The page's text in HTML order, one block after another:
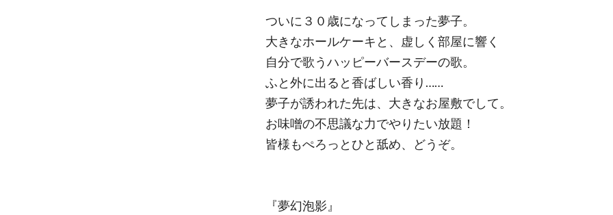
ついに３０歳になってしまった夢子。
大きなホールケーキと、虚しく部屋に響く
自分で歌うハッピーバースデーの歌。
ふと外に出ると香ばしい香り……
夢子が誘われた先は、大きなお屋敷でして。
お味噌の不思議な力でやりたい放題！
皆様もぺろっとひと舐め、どうぞ。
『夢幻泡影』